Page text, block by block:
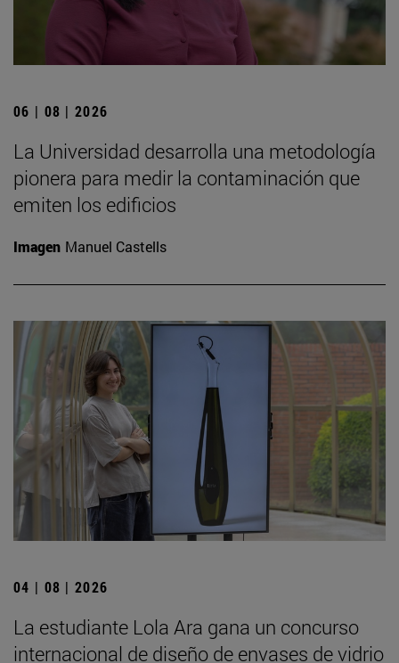
06 | 08 | 2026
La Universidad desarrolla una metodología
pionera para medir la contaminación que
emiten los edificios
Imagen Manuel Castells
04 | 08 | 2026
La estudiante Lola Ara gana un concurso
internacional de diseño de envases de vidrio